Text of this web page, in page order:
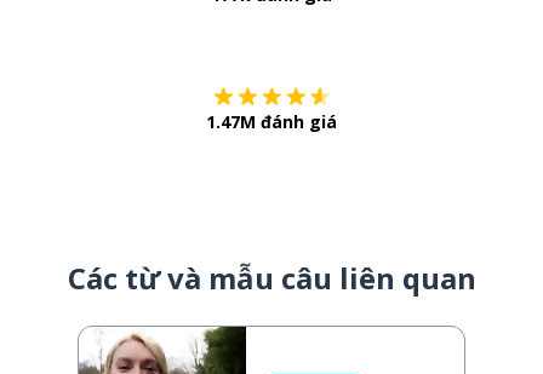
1.47M đánh giá
Các từ và mẫu câu liên quan